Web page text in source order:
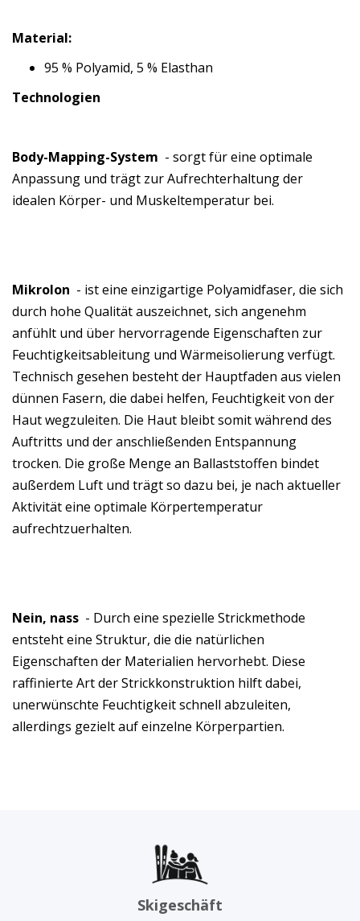
Material:
95 % Polyamid, 5 % Elasthan
Technologien
Body-Mapping-System - sorgt für eine optimale
Anpassung und trägt zur Aufrechterhaltung der
idealen Körper- und Muskeltemperatur bei.
Mikrolon - ist eine einzigartige Polyamidfaser, die sich
durch hohe Qualität auszeichnet, sich angenehm
anfühlt und über hervorragende Eigenschaften zur
Feuchtigkeitsableitung und Wärmeisolierung verfügt.
Technisch gesehen besteht der Hauptfaden aus vielen
dünnen Fasern, die dabei helfen, Feuchtigkeit von der
Haut wegzuleiten. Die Haut bleibt somit während des
Auftritts und der anschließenden Entspannung
trocken. Die große Menge an Ballaststoffen bindet
außerdem Luft und trägt so dazu bei, je nach aktueller
Aktivität eine optimale Körpertemperatur
aufrechtzuerhalten.
Nein, nass - Durch eine spezielle Strickmethode
entsteht eine Struktur, die die natürlichen
Eigenschaften der Materialien hervorhebt. Diese
raffinierte Art der Strickkonstruktion hilft dabei,
unerwünschte Feuchtigkeit schnell abzuleiten,
allerdings gezielt auf einzelne Körperpartien.
Skigeschäft